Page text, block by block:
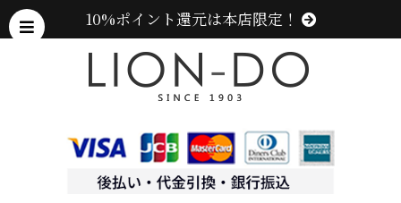
10%ポイント還元は本店限定！